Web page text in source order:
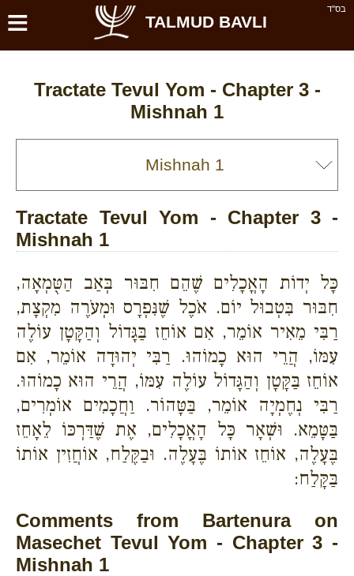
בס''ד ≡ TALMUD BAVLI
Tractate Tevul Yom - Chapter 3 -
Mishnah 1
Tractate Tevul Yom - Chapter 3 -
Mishnah 1
כָּל יְדוֹת הָאֳכָלִים שֶׁהֵם חִבּוּר בְּאַב הַטֻּמְאָה,
חִבּוּר בִּטְבוּל יוֹם. אֹכֶל שֶׁנִּפְרָס וּמְעֹרֶה מִקְצָת,
רַבִּי מֵאִיר אוֹמֵר, אִם אוֹחֵז בַּגָּדוֹל וְהַקָּטָן עוֹלֶה
עִמּוֹ, הֲרֵי הוּא כָמוֹהוּ. רַבִּי יְהוּדָה אוֹמֵר, אִם
אוֹחֵז בַּקָּטָן וְהַגָּדוֹל עוֹלֶה עִמּוֹ, הֲרֵי הוּא כָמוֹהוּ.
רַבִּי נְחֶמְיָה אוֹמֵר, בַּטָּהוֹר. וַחֲכָמִים אוֹמְרִים,
בַּטָּמֵא. וּשְׁאָר כָּל הָאֳכָלִים, אֶת שֶׁדַּרְכּוֹ לֵאָחֵז
בֶּעָלֶה, אוֹחֵז אוֹתוֹ בֶּעָלֶה. וּבַקֶּלַח, אוֹחֲזִין אוֹתוֹ
בַּקָּלַח:
Comments from Bartenura on
Masechet Tevul Yom - Chapter 3 -
Mishnah 1